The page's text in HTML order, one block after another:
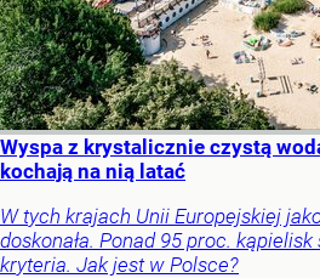
Wyspa z krystalicznie czystą
kochają na nią latać
W tych krajach Unii Europejskiej
doskonała. Ponad 95 proc.
kryteria. Jak jest w Polsce?